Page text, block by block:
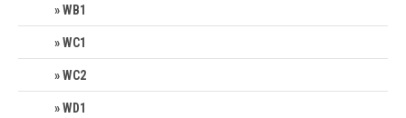
WB1
WC1
WC2
WD1